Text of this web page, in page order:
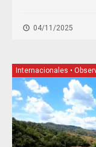
04/11/2025
Internacionales •